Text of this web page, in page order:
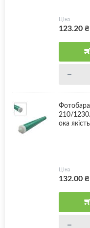
Ціна
123.20₴
210/
ока
Ціна
132.00₴